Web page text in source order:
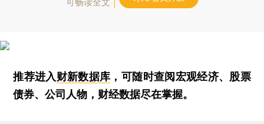
可畅读全文
推荐进入财新数据库 ，可随时查阅宏观经济、股票
债券、公司人物，财经数据尽在掌握。